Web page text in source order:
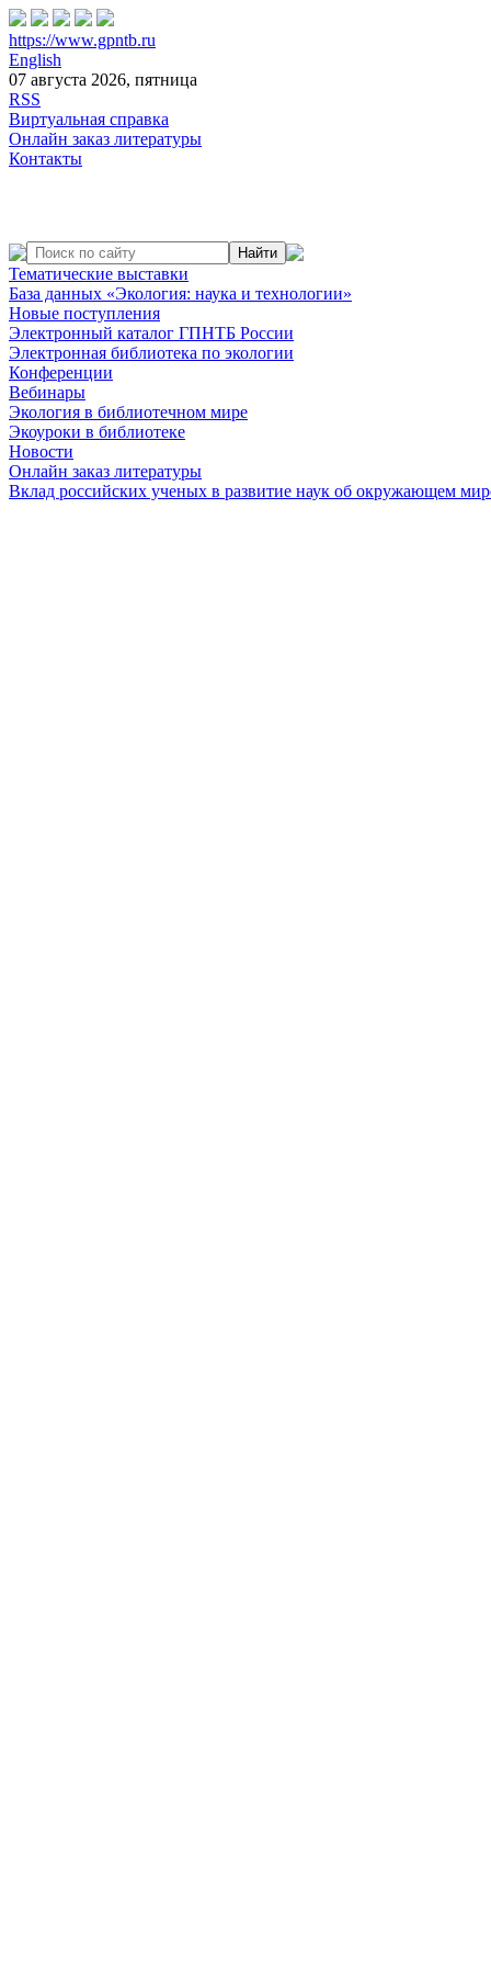
https://www.gpntb.ru
English
07 августа 2026, пятница
RSS
Виртуальная справка
Онлайн заказ литературы
Контакты
Тематические выставки
База данных «Экология: наука и технологии»
Новые поступления
Электронный каталог ГПНТБ России
Электронная библиотека по экологии
Конференции
Вебинары
Экология в библиотечном мире
Экоуроки в библиотеке
Новости
Онлайн заказ литературы
Вклад российских ученых в развитие наук об окружающем